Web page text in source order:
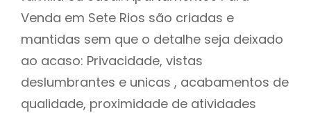
Venda em Sete Rios são criadas e
mantidas sem que o detalhe seja deixado
ao acaso: Privacidade, vistas
deslumbrantes e unicas , acabamentos de
qualidade, proximidade de atividades